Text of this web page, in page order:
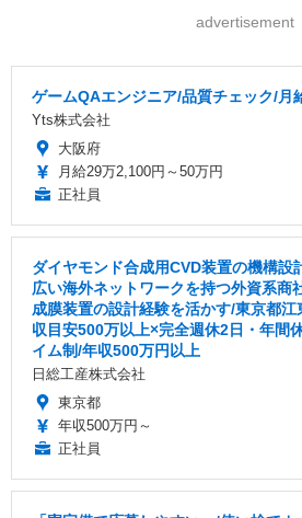
advertisement
ゲームQAエンジニア/品質チェック/月
Yts株式会社
大阪府
月給29万2,100円～50万円
正社員
ダイヤモンド合成用CVD装置の機構設
広い海外ネットワークを持つ外資系商
成膜装置の設計経験を活かす/東京都
収目安500万以上×完全週休2日・年間
イム制/年収500万円以上
日総工産株式会社
東京都
年収500万円～
正社員